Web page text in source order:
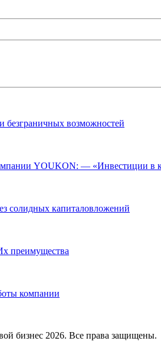
безграничных возможностей
YOUKON: — «Инвестиции в
солидных капиталовложений
преимущества
компании
бизнес 2026. Все права защищены.